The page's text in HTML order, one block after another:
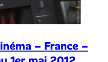
– France –